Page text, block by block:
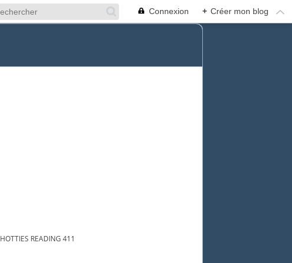
Connexion + Créer mon blog
HOTTIES READING 411